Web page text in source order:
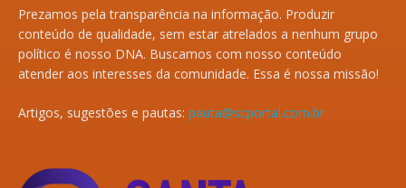
Prezamos pela transparência na informação. Produzir
conteúdo de qualidade, sem estar atrelados a nenhum grupo
político é nosso DNA. Buscamos com nosso conteúdo
atender aos interesses da comunidade. Essa é nossa missão!
Artigos, sugestões e pautas: pauta@scportal.com.br